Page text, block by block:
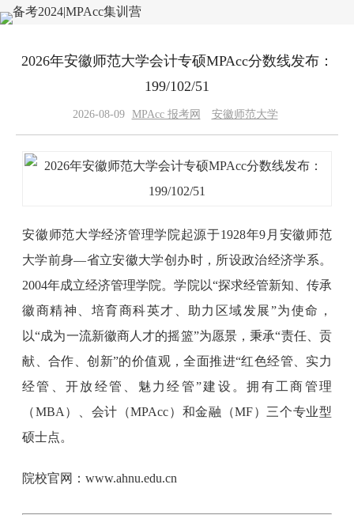
2026年安徽师范大学会计专硕MPAcc分数线发布：
199/102/51
2026-08-09 MPAcc 报考网 安徽师范大学
安徽师范大学经济管理学院起源于1928年9月安徽师范
大学前身—省立安徽大学创办时，所设政治经济学系。
2004年成立经济管理学院。学院以“探求经管新知、传承
徽商精神、培育商科英才、助力区域发展”为使命，
以“成为一流新徽商人才的摇篮”为愿景，秉承“责任、贡
献、合作、创新”的价值观，全面推进“红色经管、实力
经管、开放经管、魅力经管”建设。拥有工商管理
（MBA）、会计（MPAcc）和金融（MF）三个专业型
硕士点。
院校官网：www.ahnu.edu.cn